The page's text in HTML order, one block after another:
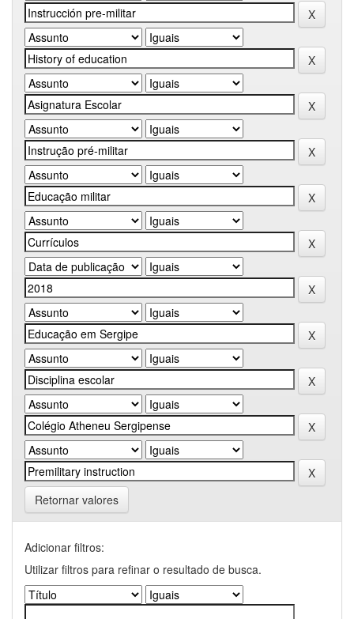
Retornar valores
Adicionar filtros:
Utilizar filtros para refinar o resultado de busca.